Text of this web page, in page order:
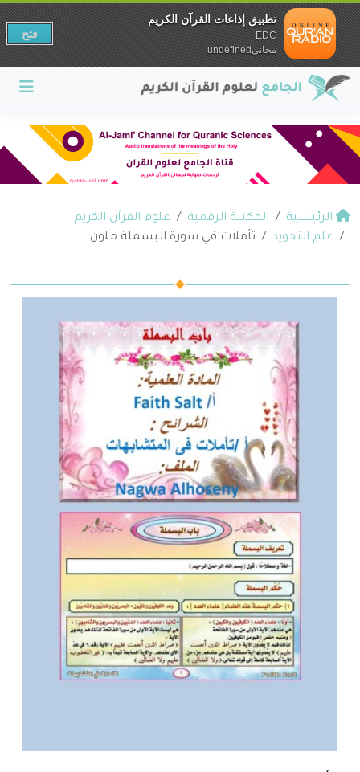
الرئيسية المكتبة الرقمية
علوم القرآن الكريم
علم التجويد
تأملات في سورة البسملة ملون
تطبيق إذاعات القرآن الكريم
EDC
مجانيundefined
فتح